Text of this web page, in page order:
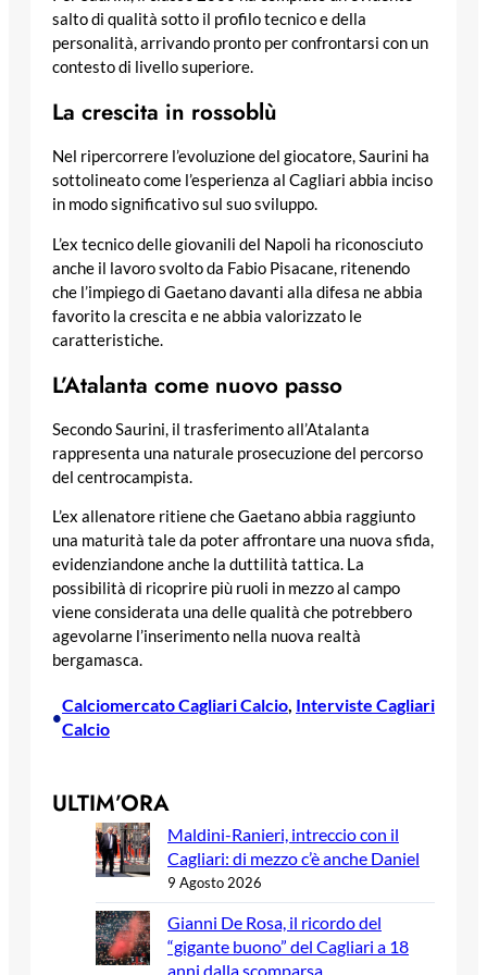
salto di qualità sotto il profilo tecnico e della
personalità, arrivando pronto per confrontarsi con un
contesto di livello superiore.
La crescita in rossoblù
Nel ripercorrere l’evoluzione del giocatore, Saurini ha
sottolineato come l’esperienza al Cagliari abbia inciso
in modo significativo sul suo sviluppo.
L’ex tecnico delle giovanili del Napoli ha riconosciuto
anche il lavoro svolto da Fabio Pisacane, ritenendo
che l’impiego di Gaetano davanti alla difesa ne abbia
favorito la crescita e ne abbia valorizzato le
caratteristiche.
L’Atalanta come nuovo passo
Secondo Saurini, il trasferimento all’Atalanta
rappresenta una naturale prosecuzione del percorso
del centrocampista.
L’ex allenatore ritiene che Gaetano abbia raggiunto
una maturità tale da poter affrontare una nuova sfida,
evidenziandone anche la duttilità tattica. La
possibilità di ricoprire più ruoli in mezzo al campo
viene considerata una delle qualità che potrebbero
agevolarne l’inserimento nella nuova realtà
bergamasca.
•
Calciomercato Cagliari Calcio, Interviste Cagliari
Calcio
ULTIM’ORA
Maldini-Ranieri, intreccio con il
Cagliari: di mezzo c’è anche Daniel
9 Agosto 2026
Gianni De Rosa, il ricordo del
“gigante buono” del Cagliari a 18
anni dalla scomparsa